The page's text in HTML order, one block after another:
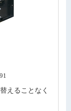
えることなく